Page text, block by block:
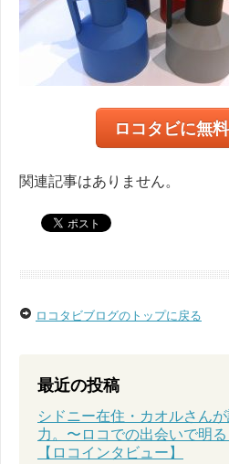
ロコタビに無
関連記事はありません。
ロコタビブログのトップに戻る
最近の投稿
シドニー在住・カオルさん
力。〜ロコでの出会いで明
【ロコインタビュー】